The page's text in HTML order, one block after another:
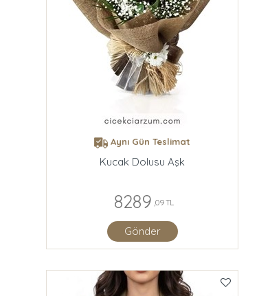
Aynı Gün Teslimat
Kucak Dolusu Aşk
8289 ,09 TL
Gönder